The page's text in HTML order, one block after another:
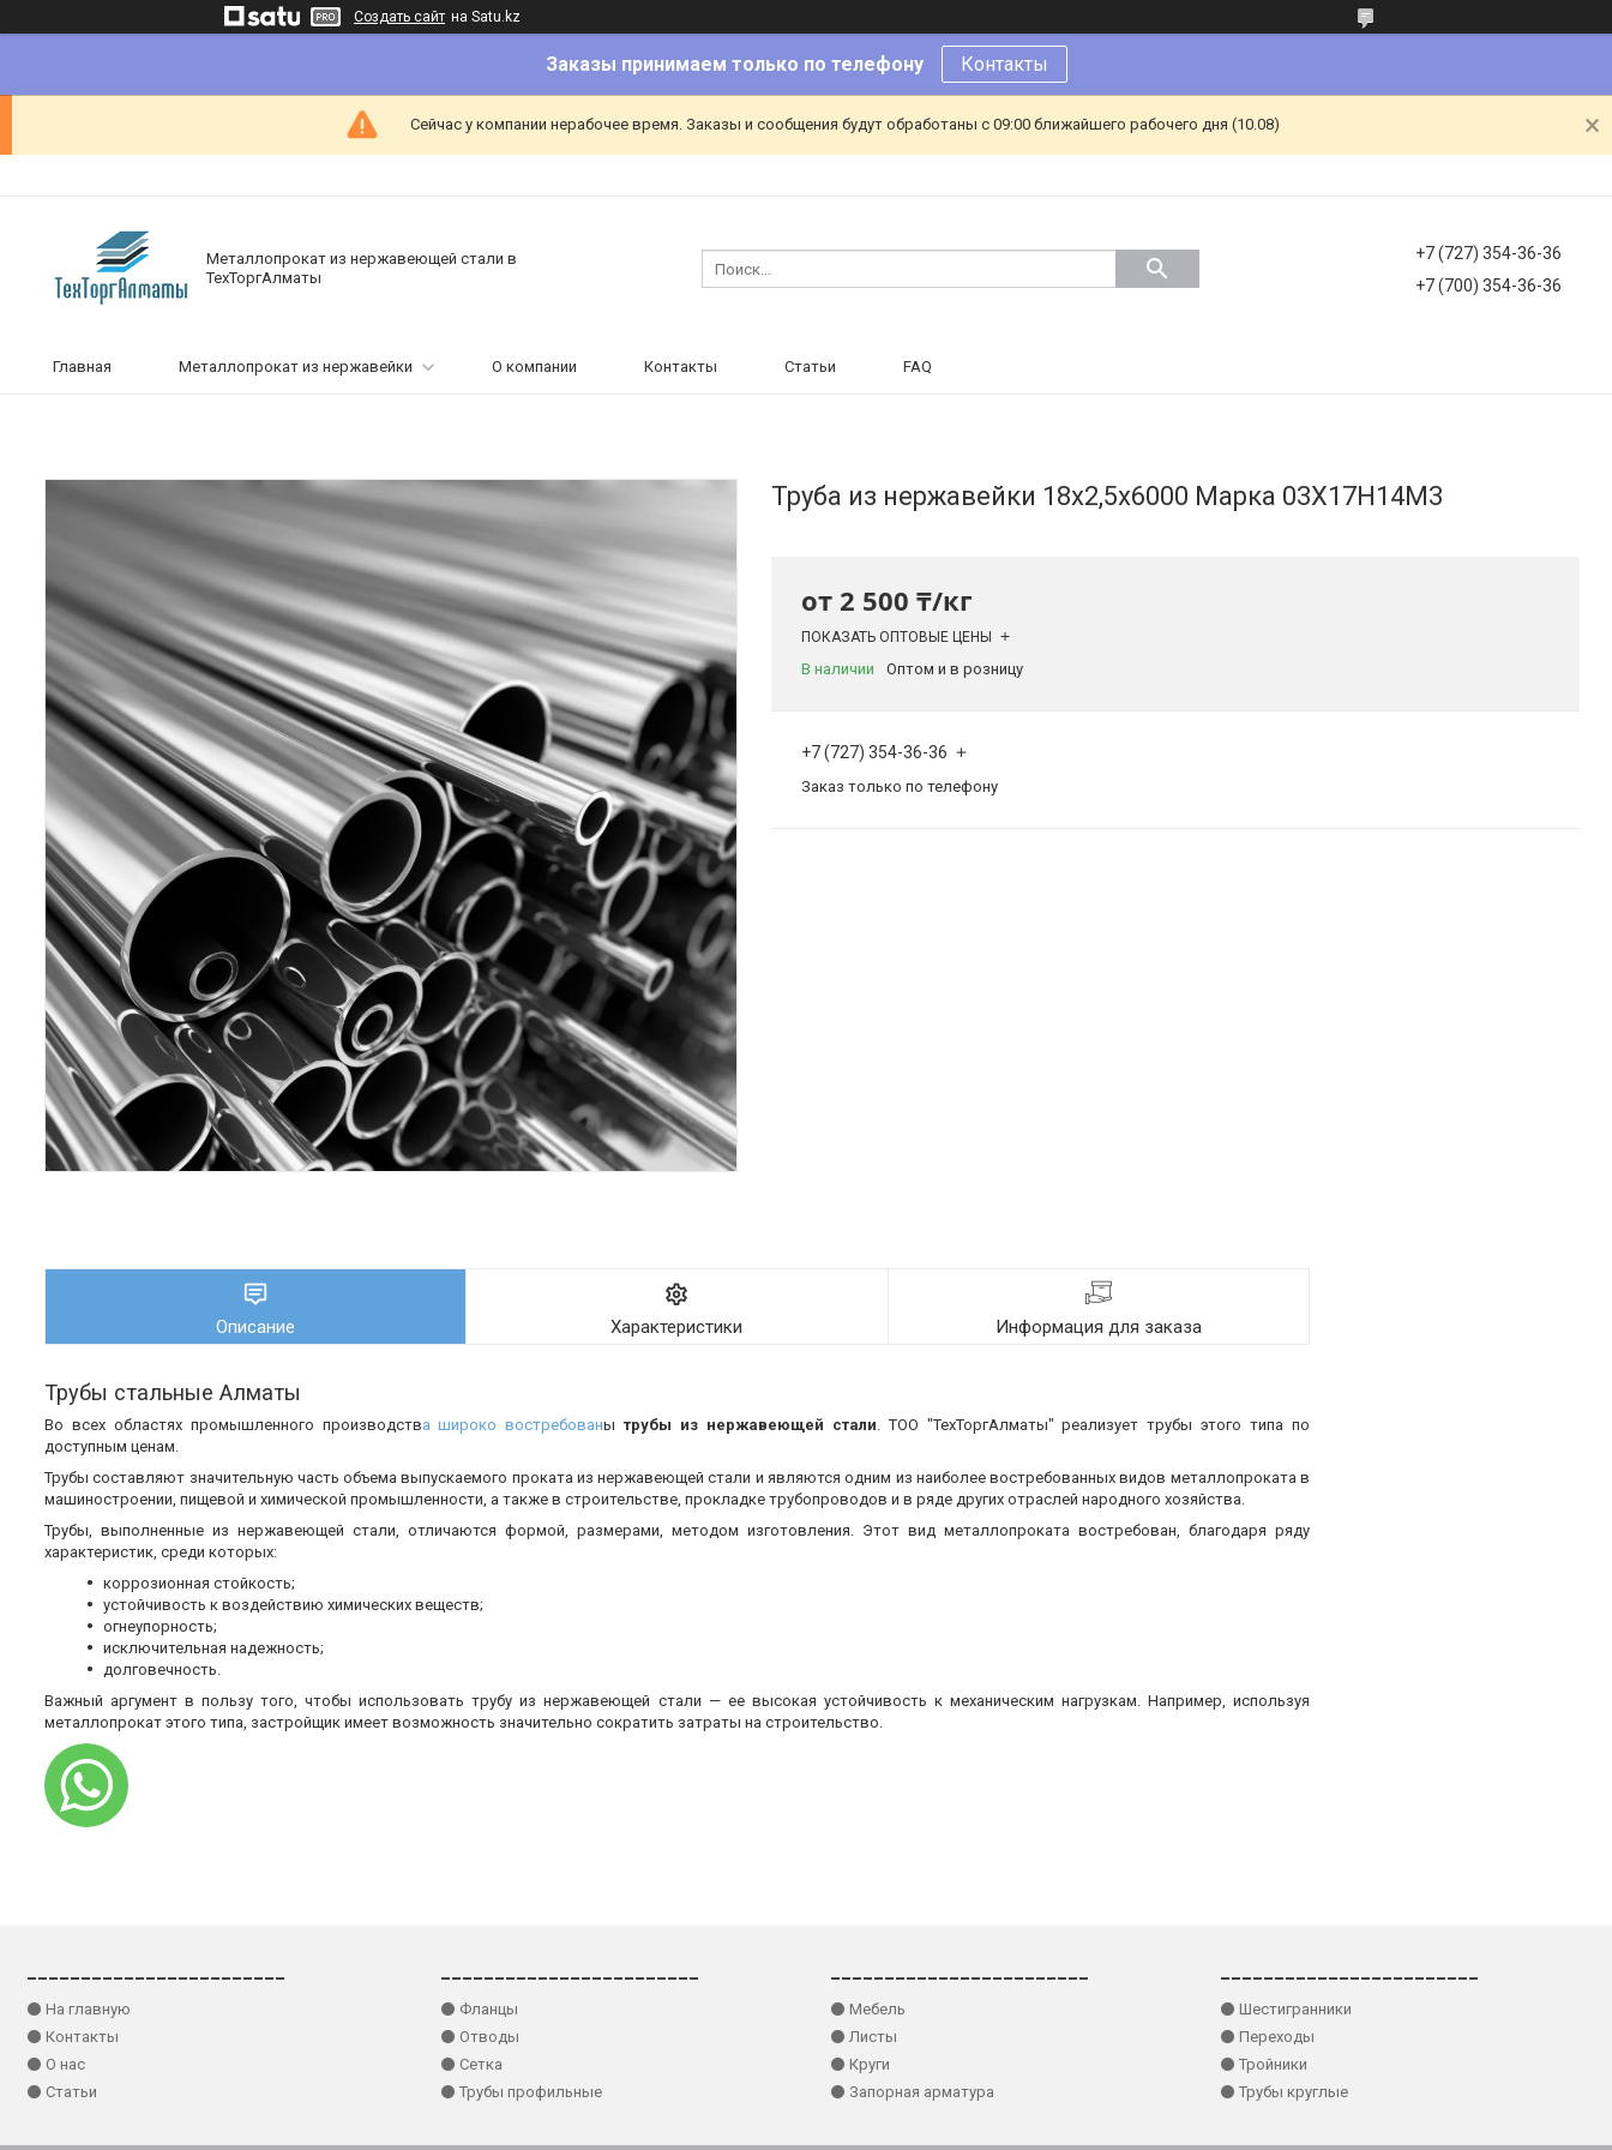
Создать сайт на Satu.kz
Заказы принимаем только по телефону Контакты
Сейчас у компании нерабочее время. Заказы и сообщения будут обработаны с 09:00 ближайшего рабочего дня (10.08)
Металлопрокат из нержавеющей стали в
ТехТоргАлматы
+7 (727) 354-36-36
+7 (700) 354-36-36
Главная Металлопрокат из нержавейки О компании Контакты Статьи FAQ
Труба из нержавейки 18х2,5х6000 Марка 03Х17Н14М3
от 2 500 ₸/кг
ПОКАЗАТЬ ОПТОВЫЕ ЦЕНЫ
В наличии Оптом и в розницу
+7 (727) 354-36-36
Заказ только по телефону
Описание Характеристики Информация для заказа
Трубы стальные Алматы
Во всех областях промышленного производства широко востребованытрубы из нержавеющей стали. ТОО "ТехТоргАлматы" реализует трубы этого типа по
доступным ценам.
Трубы составляют значительную часть объема выпускаемого проката из нержавеющей стали и являются одним из наиболее востребованных видов металлопроката в
машиностроении, пищевой и химической промышленности, а также в строительстве, прокладке трубопроводов и в ряде других отраслей народного хозяйства.
Трубы, выполненные из нержавеющей стали, отличаются формой, размерами, методом изготовления. Этот вид металлопроката востребован, благодаря ряду
характеристик, среди которых:
коррозионная стойкость;
устойчивость к воздействию химических веществ;
огнеупорность;
исключительная надежность;
долговечность.
Важный аргумент в пользу того, чтобы использовать трубу из нержавеющей стали — ее высокая устойчивость к механическим нагрузкам. Например, используя
металлопрокат этого типа, застройщик имеет возможность значительно сократить затраты на строительство.
⚫ На главную
⚫ Контакты
⚫ О нас
⚫ Статьи
⚫ Фланцы
⚫ Отводы
⚫ Сетка
⚫ Трубы профильные
⚫ Мебель
⚫ Листы
⚫ Круги
⚫ Запорная арматура
⚫ Шестигранники
⚫ Переходы
⚫ Тройники
⚫ Трубы круглые